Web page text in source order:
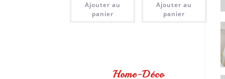
Ajouter au
panier
Ajouter au
panier
Home-Déco